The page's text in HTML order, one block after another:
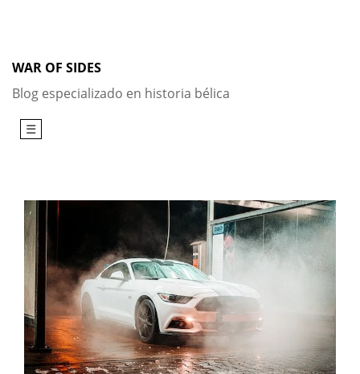
WAR OF SIDES
Blog especializado en historia bélica
☰